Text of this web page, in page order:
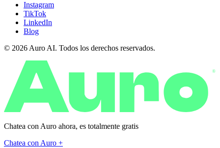
Instagram
TikTok
LinkedIn
Blog
© 2026 Auro AI. Todos los derechos reservados.
®
Chatea con Auro ahora, es totalmente gratis
Chatea con Auro +